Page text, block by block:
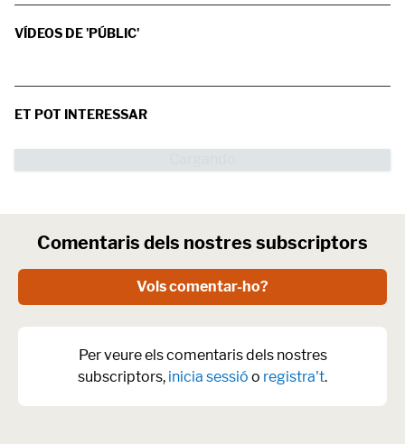
VÍDEOS DE 'PÚBLIC'
ET POT INTERESSAR
Comentaris dels nostres subscriptors
Vols comentar-ho?
Per veure els comentaris dels nostres
subscriptors, inicia sessió o registra't.